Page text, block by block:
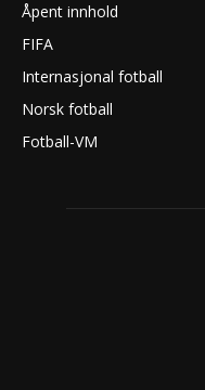
Åpent innhold
FIFA
Internasjonal fotball
Norsk fotball
Fotball-VM